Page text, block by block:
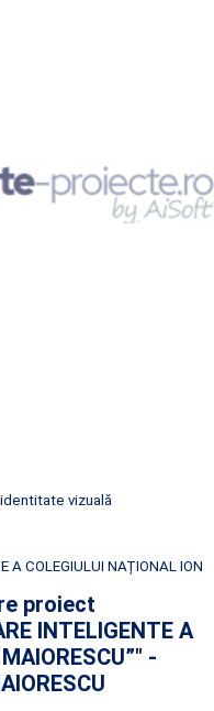
vizuală
A COLEGIULUI NAȚIONAL ION
proiect
INTELIGENTE A
-